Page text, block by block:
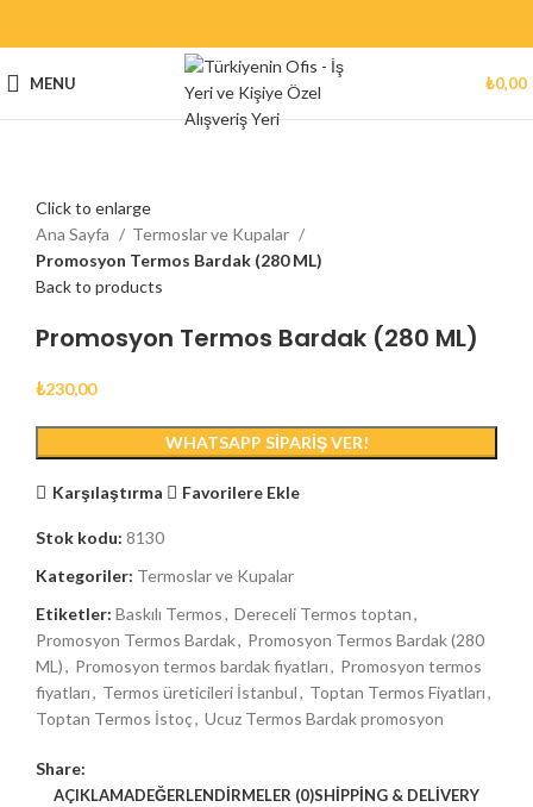
MENU ₺0,00
Click to enlarge
Ana Sayfa
Termoslar ve Kupalar
Promosyon Termos Bardak (280 ML)
Back to products
Promosyon Termos Bardak (280 ML)
₺230,00
WHATSAPP SIPARIŞ VER!
Karşılaştırma Favorilere Ekle
Stok kodu: 8130
Kategoriler: Termoslar ve Kupalar
Etiketler: Baskılı Termos, Dereceli Termos toptan,
Promosyon Termos Bardak, Promosyon Termos Bardak (280
ML), Promosyon termos bardak fiyatları, Promosyon termos
fiyatları, Termos üreticileri İstanbul, Toptan Termos Fiyatları,
Toptan Termos İstoç, Ucuz Termos Bardak promosyon
Share:
AÇIKLAMADEĞERLENDIRMELER (0)SHIPPING & DELIVERY